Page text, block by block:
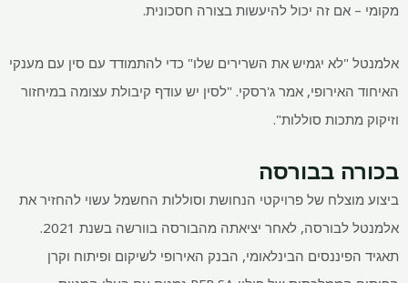
מקומי – אם זה יכול להיעשות בצורה חסכונית.
אלמנטל "לא יגמיש את השרירים שלו" כדי להתמודד עם סין עם מענקי
האיחוד האירופי, אמר ג'רסקי. "לסין יש עודף קיבולת עצומה במיחזור
וזיקוק מתכות סוללות".
בכורה בבורסה
ביצוע מוצלח של פרויקטי הנחושת וסוללות החשמל עשוי להחזיר את
אלמנטל לבורסה, לאחר יציאתה מהבורסה בוורשה בשנת 2021.
תאגיד הפיננסים הבינלאומי, הבנק האירופי לשיקום ופיתוח וקרן